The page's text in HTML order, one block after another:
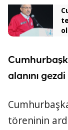
alanını gezdi
töreninin